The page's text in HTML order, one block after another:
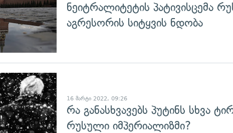
ნეიტრალიტეტის პატივისცემა
აგრესორის სიტყვის ნდობა
16 მარტი 2022, 09:26
რა განასხვავებს პუტინს სხვა
რუსული იმპერიალიზმი?